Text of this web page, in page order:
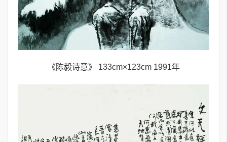
《陈毅诗意》 133cm×123cm 1991年